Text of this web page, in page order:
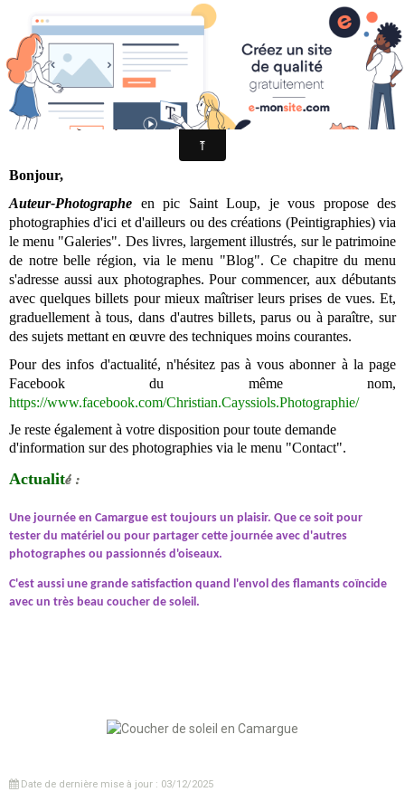
Christian Cayssiols Photographie
Christian Cayssiols
Photographie
Bonjour,
Auteur-Photographe en pic Saint Loup, je vous propose des
photographies d'ici et d'ailleurs ou des créations (Peintigraphies) via
le menu "Galeries". Des livres, largement illustrés, sur le patrimoine
de notre belle région, via le menu "Blog". Ce chapitre du menu
s'adresse aussi aux photographes. Pour commencer, aux débutants
avec quelques billets pour mieux maîtriser leurs prises de vues. Et,
graduellement à tous, dans d'autres billets, parus ou à paraître, sur
des sujets mettant en œuvre des techniques moins courantes.
Pour des infos d'actualité, n'hésitez pas à vous abonner à la page
Facebook du même nom,
https://www.facebook.com/Christian.Cayssiols.Photographie/
Je reste également à votre disposition pour toute demande
d'information sur des photographies via le menu "Contact".
Actualité :
Une journée en Camargue est toujours un plaisir. Que ce soit pour
tester du matériel ou pour partager cette journée avec d'autres
photographes ou passionnés d'oiseaux.
C'est aussi une grande satisfaction quand l'envol des flamants coïncide
avec un très beau coucher de soleil.
Date de dernière mise à jour : 03/12/2025